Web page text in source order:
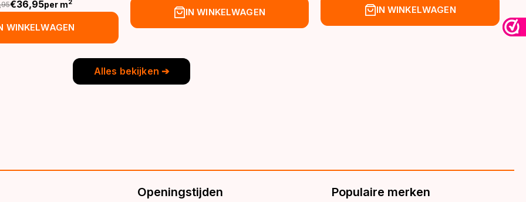
€36,95per m2
WINKELWAGEN
prijs
prijsIN WINKELWAGEN
prijs
prijsIN WINKELWAGEN
Alles bekijken ➔
Openingstijden Populaire merken